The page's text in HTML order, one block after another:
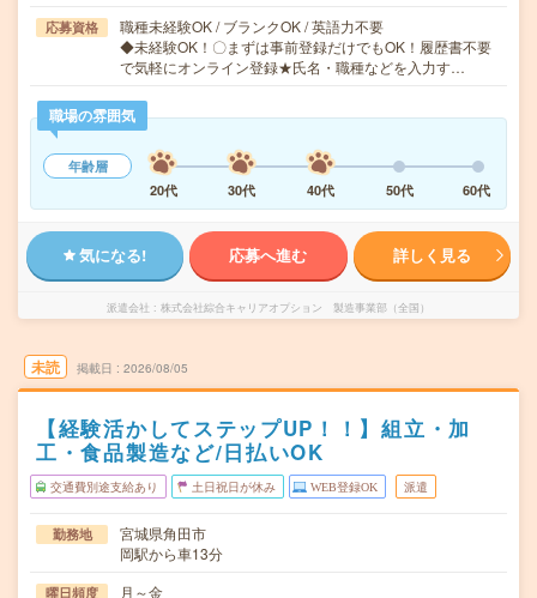
応募資格
職種未経験OK / ブランクOK / 英語力不要
◆未経験OK！〇まずは事前登録だけでもOK！履歴書不要
で気軽にオンライン登録★氏名・職種などを入力す…
職場の雰囲気
年齢層
20代
30代 40代 50代 60代
気になる! 応募へ進む 詳しく見る
派遣会社 株式会社綜合キャリアオプション 製造事業部（全国）
未読 掲載日 2026/08/05
【経験活かしてステップUP！！】組立・加
工・食品製造など/日払いOK
交通費別途支給あり 土日祝日が休み WEB登録OK 派遣
勤務地
宮城県角田市
岡駅から車13分
曜日頻度 月～金